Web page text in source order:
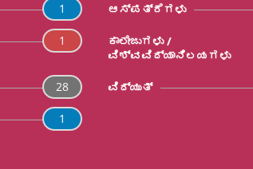
1 ಆಸ್ಪತ್ರೆಗಳು
1
ಕಾಲೇಜುಗಳು /
ವಿಶ್ವವಿದ್ಯಾನಿಲಯಗಳು
28 ವಿದ್ಯುತ್
1